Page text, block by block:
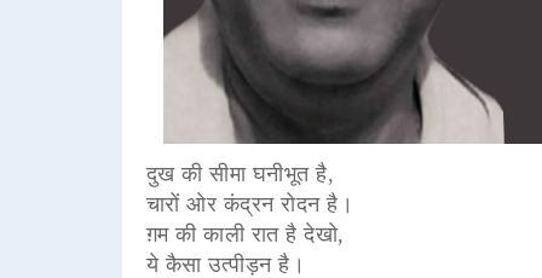
दुख की सीमा घनीभूत है,
चारों ओर कंद्रन रोदन है।
ग़म की काली रात है देखो,
ये कैसा उत्पीड़न है।